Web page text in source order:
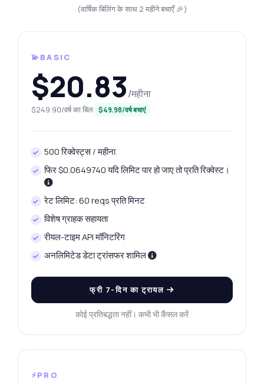
(वार्षिक बिलिंग के साथ 2 महीने बचाएँ 🎉)
💫BASIC
$20.83/महीना
$249.90/वर्ष का बिल $49.98/वर्ष बचाएं
500 रिक्वेस्ट्स / महीना
फिर $0.0649740 यदि लिमिट पार हो जाए तो प्रति रिक्वेस्ट।
रेट लिमिट: 60 reqs प्रति मिनट
विशेष ग्राहक सहायता
रीयल-टाइम API मॉनिटरिंग
अनलिमिटेड डेटा ट्रांसफर शामिल
फ्री 7-दिन का ट्रायल
कोई प्रतिबद्धता नहीं। कभी भी कैंसल करें
⚡PRO